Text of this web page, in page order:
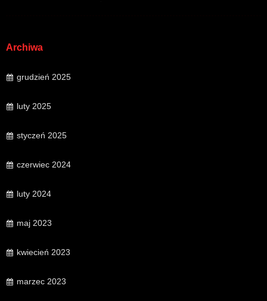
Archiwa
grudzień 2025
luty 2025
styczeń 2025
czerwiec 2024
luty 2024
maj 2023
kwiecień 2023
marzec 2023